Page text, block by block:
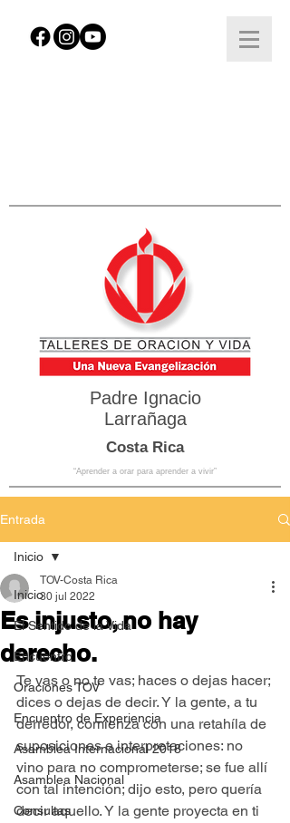
Padre Ignacio
Larrañaga
Costa Rica
“Aprender a orar para aprender a vivir”
Entrada
Inicio
El Sentido de la Vida
Encuentro
Oraciones TOV
Encuentro de Experiencia
Asamblea Internacional 2018
Asamblea Nacional
Consultas
Inicio
Es injusto, no hay
derecho.
TOV-Costa Rica
30 jul 2022
Te vas o no te vas; haces o dejas hacer;
dices o dejas de decir. Y la gente, a tu
derredor, comienza con una retahíla de
suposiciones e interpretaciones: no
vino para no comprometerse; se fue allí
con tal intención; dijo esto, pero quería
decir aquello. Y la gente proyecta en ti